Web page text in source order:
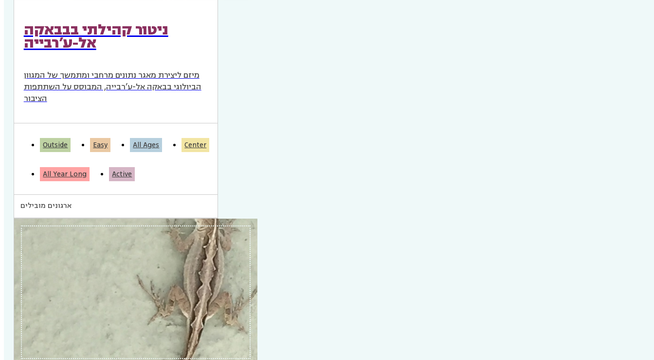
ניטור קהילתי בבבאקה
אל-ע’רבייה
מיזם ליצירת מאגר נתונים מרחבי ומתמשך של המגוון
הביולוגי בבאקה אל-ע’רבייה, המבוסס על השתתפות
הציבור
Outside Easy All Ages Center
All Year Long Active
ארגונים מובילים